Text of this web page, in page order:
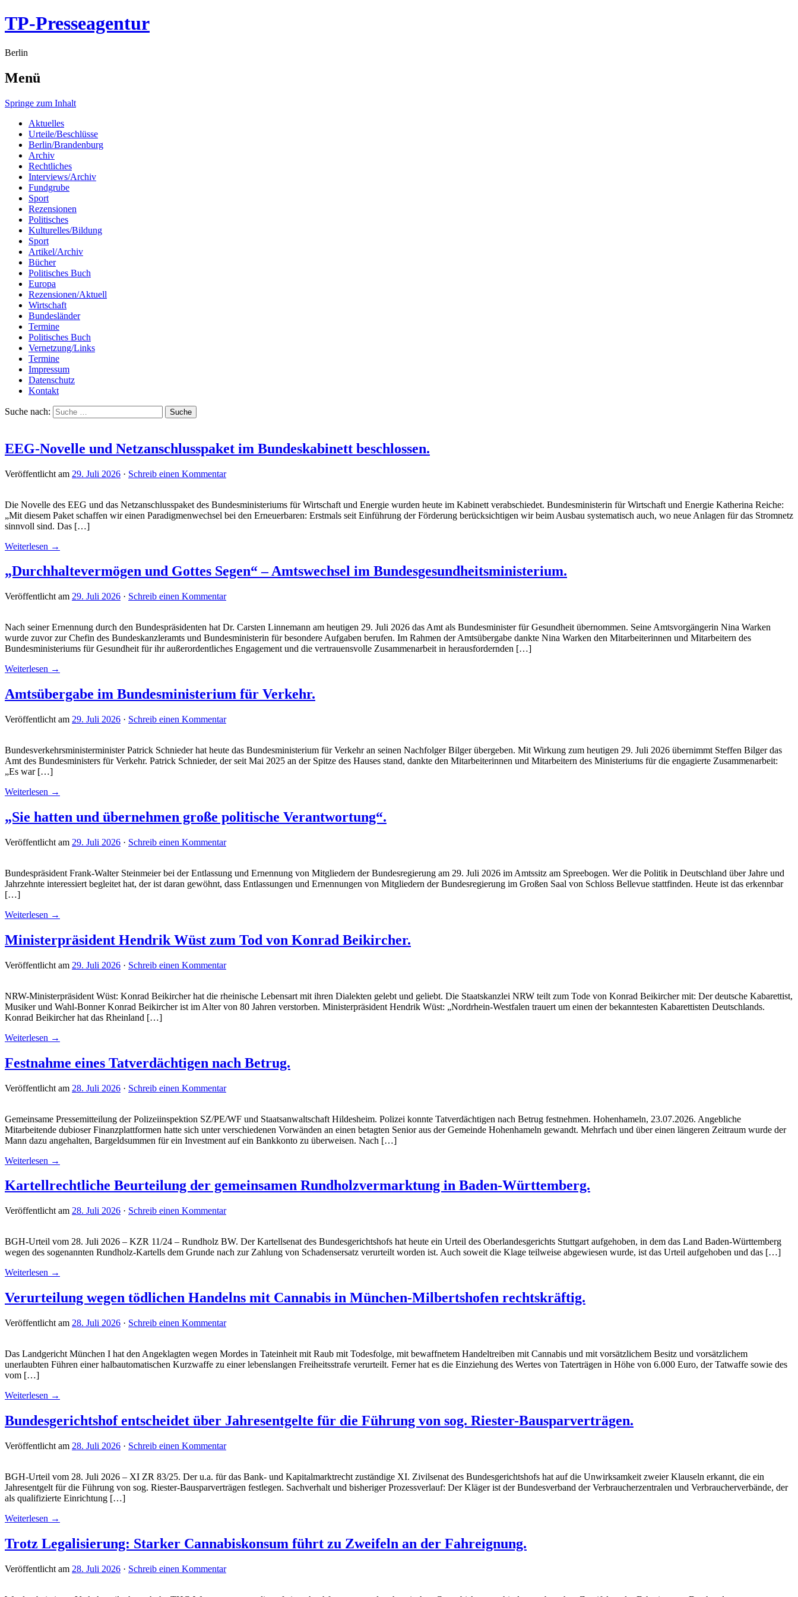
TP-Presseagentur
Berlin
Menü
Springe zum Inhalt
Aktuelles
Urteile/Beschlüsse
Berlin/Brandenburg
Archiv
Rechtliches
Interviews/Archiv
Fundgrube
Sport
Rezensionen
Politisches
Kulturelles/Bildung
Sport
Artikel/Archiv
Bücher
Politisches Buch
Europa
Rezensionen/Aktuell
Wirtschaft
Bundesländer
Termine
Politisches Buch
Vernetzung/Links
Termine
Impressum
Datenschutz
Kontakt
Suche nach:
EEG-Novelle und Netzanschlusspaket im Bundeskabinett beschlossen.
Veröffentlicht am 29. Juli 2026 · Schreib einen Kommentar
Die Novelle des EEG und das Netzanschlusspaket des Bundesministeriums für Wirtschaft und Energie wurden heute im Kabinett verabschiedet. Bundesministerin für Wirtschaft und Energie Katherina Reiche:
„Mit diesem Paket schaffen wir einen Paradigmenwechsel bei den Erneuerbaren: Erstmals seit Einführung der Förderung berücksichtigen wir beim Ausbau systematisch auch, wo neue Anlagen für das Stromnetz
sinnvoll sind. Das […]
Weiterlesen →
„Durchhaltevermögen und Gottes Segen“ – Amtswechsel im Bundesgesundheitsministerium.
Veröffentlicht am 29. Juli 2026 · Schreib einen Kommentar
Nach seiner Ernennung durch den Bundespräsidenten hat Dr. Carsten Linnemann am heutigen 29. Juli 2026 das Amt als Bundesminister für Gesundheit übernommen. Seine Amtsvorgängerin Nina Warken
wurde zuvor zur Chefin des Bundeskanzleramts und Bundesministerin für besondere Aufgaben berufen. Im Rahmen der Amtsübergabe dankte Nina Warken den Mitarbeiterinnen und Mitarbeitern des
Bundesministeriums für Gesundheit für ihr außerordentliches Engagement und die vertrauensvolle Zusammenarbeit in herausfordernden […]
Weiterlesen →
Amtsübergabe im Bundesministerium für Verkehr.
Veröffentlicht am 29. Juli 2026 · Schreib einen Kommentar
Bundesverkehrsministerminister Patrick Schnieder hat heute das Bundesministerium für Verkehr an seinen Nachfolger Bilger übergeben. Mit Wirkung zum heutigen 29. Juli 2026 übernimmt Steffen Bilger das
Amt des Bundesministers für Verkehr. Patrick Schnieder, der seit Mai 2025 an der Spitze des Hauses stand, dankte den Mitarbeiterinnen und Mitarbeitern des Ministeriums für die engagierte Zusammenarbeit:
„Es war […]
Weiterlesen →
„Sie hatten und übernehmen große politische Verantwortung“.
Veröffentlicht am 29. Juli 2026 · Schreib einen Kommentar
Bundespräsident Frank-Walter Steinmeier bei der Entlassung und Ernennung von Mitgliedern der Bundesregierung am 29. Juli 2026 im Amtssitz am Spreebogen. Wer die Politik in Deutschland über Jahre und
Jahrzehnte interessiert begleitet hat, der ist daran gewöhnt, dass Entlassungen und Ernennungen von Mitgliedern der Bundesregierung im Großen Saal von Schloss Bellevue stattfinden. Heute ist das erkennbar
[…]
Weiterlesen →
Ministerpräsident Hendrik Wüst zum Tod von Konrad Beikircher.
Veröffentlicht am 29. Juli 2026 · Schreib einen Kommentar
NRW-Ministerpräsident Wüst: Konrad Beikircher hat die rheinische Lebensart mit ihren Dialekten gelebt und geliebt. Die Staatskanzlei NRW teilt zum Tode von Konrad Beikircher mit: Der deutsche Kabarettist,
Musiker und Wahl-Bonner Konrad Beikircher ist im Alter von 80 Jahren verstorben. Ministerpräsident Hendrik Wüst: „Nordrhein-Westfalen trauert um einen der bekanntesten Kabarettisten Deutschlands.
Konrad Beikircher hat das Rheinland […]
Weiterlesen →
Festnahme eines Tatverdächtigen nach Betrug.
Veröffentlicht am 28. Juli 2026 · Schreib einen Kommentar
Gemeinsame Pressemitteilung der Polizeiinspektion SZ/PE/WF und Staatsanwaltschaft Hildesheim. Polizei konnte Tatverdächtigen nach Betrug festnehmen. Hohenhameln, 23.07.2026. Angebliche
Mitarbeitende dubioser Finanzplattformen hatte sich unter verschiedenen Vorwänden an einen betagten Senior aus der Gemeinde Hohenhameln gewandt. Mehrfach und über einen längeren Zeitraum wurde der
Mann dazu angehalten, Bargeldsummen für ein Investment auf ein Bankkonto zu überweisen. Nach […]
Weiterlesen →
Kartellrechtliche Beurteilung der gemeinsamen Rundholzvermarktung in Baden-Württemberg.
Veröffentlicht am 28. Juli 2026 · Schreib einen Kommentar
BGH-Urteil vom 28. Juli 2026 – KZR 11/24 – Rundholz BW. Der Kartellsenat des Bundesgerichtshofs hat heute ein Urteil des Oberlandesgerichts Stuttgart aufgehoben, in dem das Land Baden-Württemberg
wegen des sogenannten Rundholz-Kartells dem Grunde nach zur Zahlung von Schadensersatz verurteilt worden ist. Auch soweit die Klage teilweise abgewiesen wurde, ist das Urteil aufgehoben und das […]
Weiterlesen →
Verurteilung wegen tödlichen Handelns mit Cannabis in München-Milbertshofen rechtskräftig.
Veröffentlicht am 28. Juli 2026 · Schreib einen Kommentar
Das Landgericht München I hat den Angeklagten wegen Mordes in Tateinheit mit Raub mit Todesfolge, mit bewaffnetem Handeltreiben mit Cannabis und mit vorsätzlichem Besitz und vorsätzlichem
unerlaubten Führen einer halbautomatischen Kurzwaffe zu einer lebenslangen Freiheitsstrafe verurteilt. Ferner hat es die Einziehung des Wertes von Taterträgen in Höhe von 6.000 Euro, der Tatwaffe sowie des
vom […]
Weiterlesen →
Bundesgerichtshof entscheidet über Jahresentgelte für die Führung von sog. Riester-Bausparverträgen.
Veröffentlicht am 28. Juli 2026 · Schreib einen Kommentar
BGH-Urteil vom 28. Juli 2026 – XI ZR 83/25. Der u.a. für das Bank- und Kapitalmarktrecht zuständige XI. Zivilsenat des Bundesgerichtshofs hat auf die Unwirksamkeit zweier Klauseln erkannt, die ein
Jahresentgelt für die Führung von sog. Riester-Bausparverträgen festlegen. Sachverhalt und bisheriger Prozessverlauf: Der Kläger ist der Bundesverband der Verbraucherzentralen und Verbraucherverbände, der
als qualifizierte Einrichtung […]
Weiterlesen →
Trotz Legalisierung: Starker Cannabiskonsum führt zu Zweifeln an der Fahreignung.
Veröffentlicht am 28. Juli 2026 · Schreib einen Kommentar